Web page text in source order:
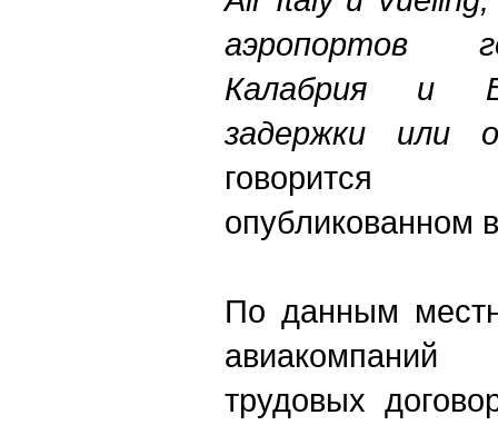
аэропортов
Калабрия и
задержки или
опубликованном
По данным
трудовых